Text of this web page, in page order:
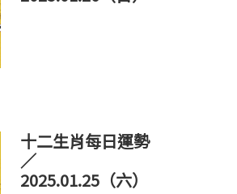
十二生肖每日運勢
／
2025.01.25（六）